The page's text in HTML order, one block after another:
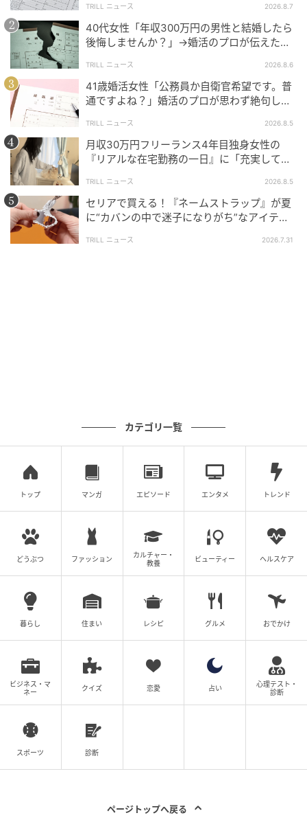
ち、中国伝統の特製デザートやスープの準備を始めま
した。
お母さんは、ナツメなどの体に良い食材を使いなが
ら、茜さんに優しく話しかけます。
出典：日中夫婦 健＆茜
つ異文化の知識に配信者さんも興味津々で耳を傾けて
ます。
ニュースを見ながらの談笑と、こだわり調味料
で楽しむ自家製ランチ
リビングでは、日本の株価や円安のニュースをみんな
で見る一幕もありました。
TRILL ニュース 2026.8.7
40代女性「年収300万円の男性と結婚したら
後悔しませんか？」→婚活のプロが伝えた正
TRILL ニュース 2026.8.6
41歳婚活女性「公務員か自衛官希望です。普
通ですよね？」婚活のプロが思わず絶句し
TRILL ニュース 2026.8.5
月収30万円フリーランス4年目独身女性の
『リアルな在宅勤務の一日』に「充実して
TRILL ニュース 2026.8.5
セリアで買える！『ネームストラップ』が夏
に“カバンの中で迷子になりがち”なアイテム
TRILL ニュース 2026.7.31
カテゴリ一覧
トップ マンガ エピソード エンタメ トレンド
どうぶつ ファッション
カルチャー・
教養
ビューティー ヘルスケア
暮らし 住まい レシピ グルメ おでかけ
ビジネス・マ
ネー
クイズ 恋愛 占い
心理テスト・
診断
スポーツ 診断
ページトップへ戻る